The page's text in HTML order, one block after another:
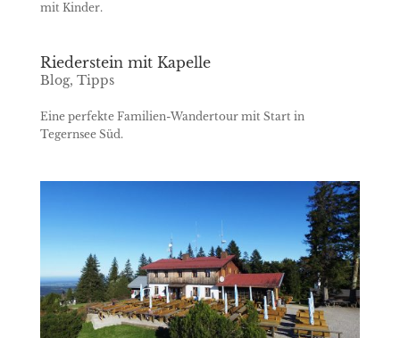
mit Kinder.
Riederstein mit Kapelle
Blog, Tipps
Eine perfekte Familien-Wandertour mit Start in
Tegernsee Süd.